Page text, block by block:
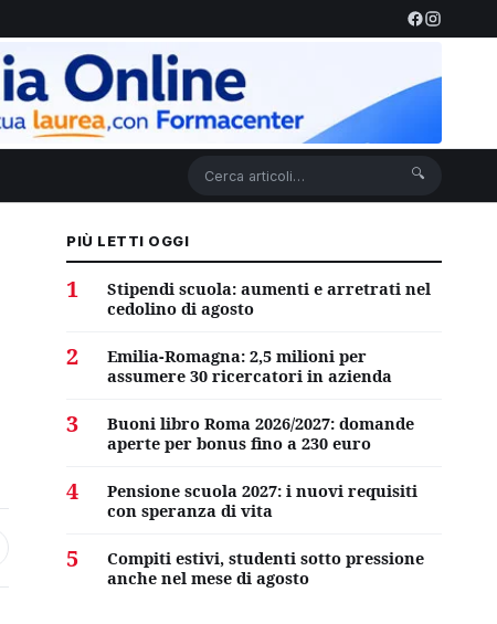
🔍
PIÙ LETTI OGGI
1
Stipendi scuola: aumenti e arretrati nel
cedolino di agosto
2
Emilia-Romagna: 2,5 milioni per
assumere 30 ricercatori in azienda
3
Buoni libro Roma 2026/2027: domande
aperte per bonus fino a 230 euro
4
Pensione scuola 2027: i nuovi requisiti
con speranza di vita
5
Compiti estivi, studenti sotto pressione
anche nel mese di agosto